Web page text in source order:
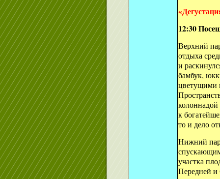
12:30
Верхний
отдыха
и
бамбук,
цветущими
колоннадой
к
то и дело
Нижний
участка
Передней